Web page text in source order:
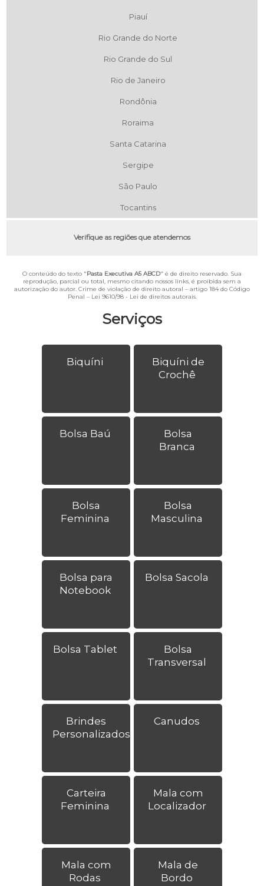
Serviços
Biquíni
Biquíni de
Crochê
Bolsa Baú
Bolsa
Branca
Bolsa
Feminina
Bolsa
Masculina
Bolsa para
Notebook
Bolsa Sacola
Bolsa Tablet
Bolsa
Transversal
Brindes
Personalizados
Canudos
Carteira
Feminina
Mala com
Localizador
Mala com
Rodas
Mala de
Bordo
Piauí
Rio Grande do Norte
Rio Grande do Sul
Rio de Janeiro
Rondônia
Roraima
Santa Catarina
Sergipe
São Paulo
Tocantins
Verifique as regiões que atendemos
O conteúdo do texto "Pasta Executiva A5 ABCD" é de direito reservado. Sua
reprodução, parcial ou total, mesmo citando nossos links, é proibida sem a
autorização do autor. Crime de violação de direito autoral – artigo 184 do Código
Penal – Lei 9610/98 - Lei de direitos autorais.